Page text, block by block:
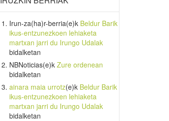
Irun-za(ha)r-berria(e)k Beldur Barik
ikus-entzunezkoen lehiaketa
martxan jarri du Irungo Udalak
bidalketan
NBNoticias(e)k Zure ordenean
bidalketan
ainara maia urrotz(e)k Beldur Barik
ikus-entzunezkoen lehiaketa
martxan jarri du Irungo Udalak
bidalketan